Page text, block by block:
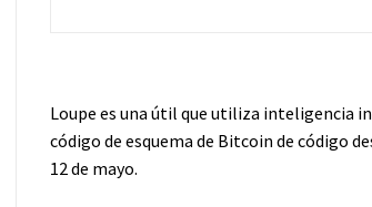
Loupe es una útil que utiliza inteligencia
código de esquema de Bitcoin de código
12 de mayo.